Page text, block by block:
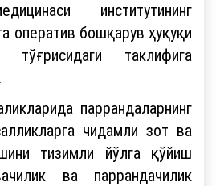
институтининг
оператив бошқарув ҳуқуқи
таклифига
паррандаларнинг
чидамли зот ва
тизимли йўлга қўйиш
ва паррандачилик